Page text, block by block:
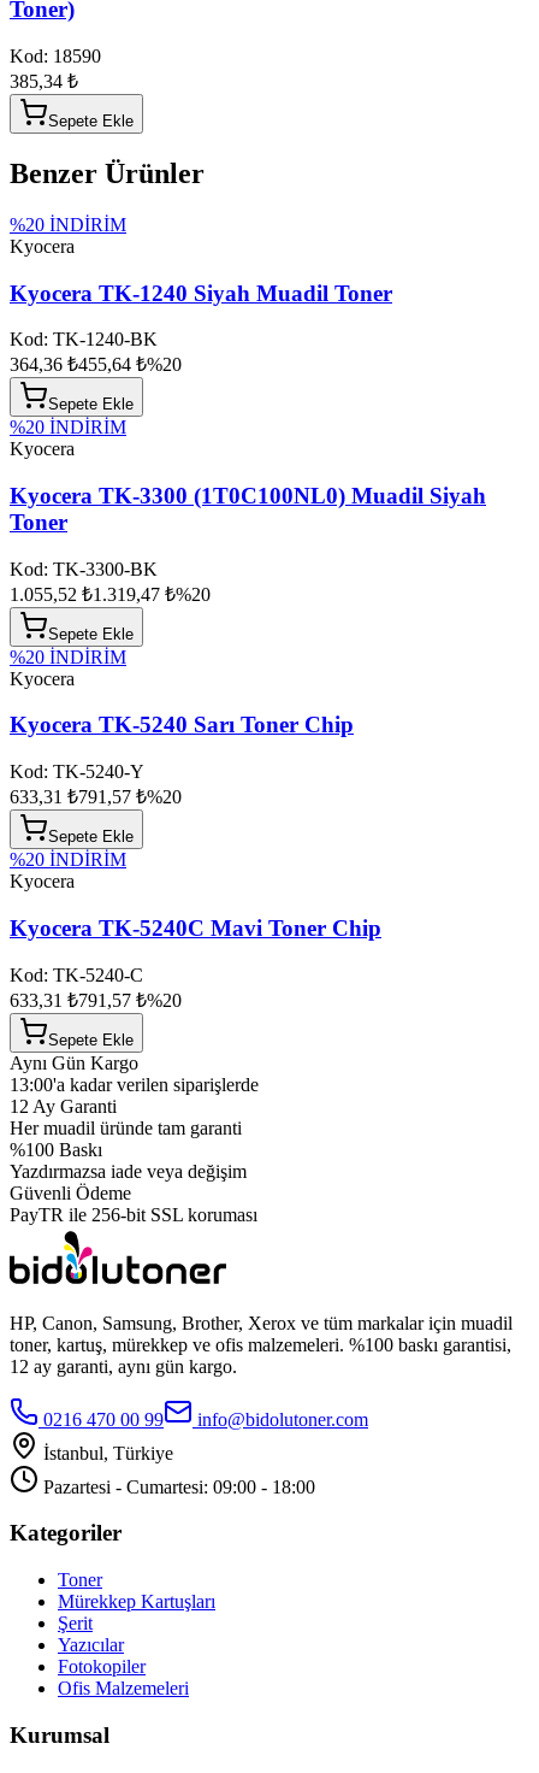
Toner)
Kod: 18590
385,34 ₺
Sepete Ekle
Benzer Ürünler
%20 İNDİRİM
Kyocera
Kyocera TK-1240 Siyah Muadil Toner
Kod: TK-1240-BK
364,36 ₺455,64 ₺%20
Sepete Ekle
%20 İNDİRİM
Kyocera
Kyocera TK-3300 (1T0C100NL0) Muadil Siyah
Toner
Kod: TK-3300-BK
1.055,52 ₺1.319,47 ₺%20
Sepete Ekle
%20 İNDİRİM
Kyocera
Kyocera TK-5240 Sarı Toner Chip
Kod: TK-5240-Y
633,31 ₺791,57 ₺%20
Sepete Ekle
%20 İNDİRİM
Kyocera
Kyocera TK-5240C Mavi Toner Chip
Kod: TK-5240-C
633,31 ₺791,57 ₺%20
Sepete Ekle
Aynı Gün Kargo
13:00'a kadar verilen siparişlerde
12 Ay Garanti
Her muadil üründe tam garanti
%100 Baskı
Yazdırmazsa iade veya değişim
Güvenli Ödeme
PayTR ile 256-bit SSL koruması
HP, Canon, Samsung, Brother, Xerox ve tüm markalar için muadil
toner, kartuş, mürekkep ve ofis malzemeleri. %100 baskı garantisi,
12 ay garanti, aynı gün kargo.
0216 470 00 99
info@bidolutoner.com
İstanbul, Türkiye
Pazartesi - Cumartesi: 09:00 - 18:00
Kategoriler
Toner
Mürekkep Kartuşları
Şerit
Yazıcılar
Fotokopiler
Ofis Malzemeleri
Kurumsal